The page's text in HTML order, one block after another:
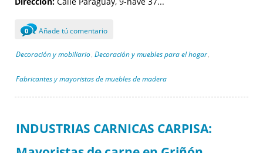
0 Añade tú comentario
Decoración y mobiliario , Decoración y muebles para el hogar ,
Fabricantes y mayoristas de muebles de madera
INDUSTRIAS CARNICAS CARPISA: